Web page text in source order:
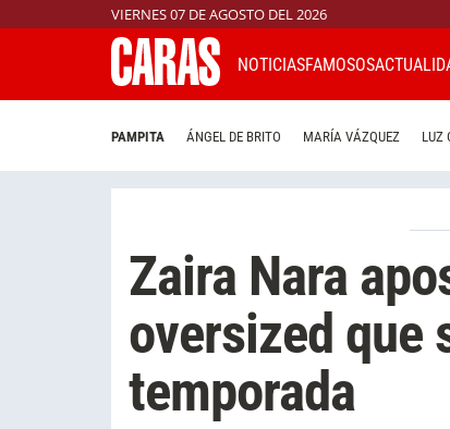
VIERNES 07 DE AGOSTO DEL 2026
NOTICIASFAMOSOS
PAMPITA ÁNGEL DE BRITO MARÍA VÁZQUEZ LUZ
Zaira Nara
oversized que
temporada